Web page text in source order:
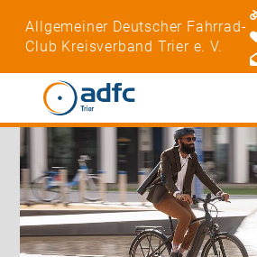
Allgemeiner Deutscher Fahrrad-
Club Kreisverband Trier e. V.